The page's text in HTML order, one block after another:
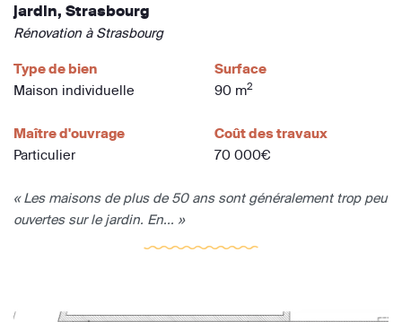
jardin, Strasbourg
Rénovation à Strasbourg
Type de bien
Maison individuelle
Surface
90 m2
Maître d'ouvrage
Particulier
Coût des travaux
70 000€
« Les maisons de plus de 50 ans sont généralement trop peu
ouvertes sur le jardin. En... »